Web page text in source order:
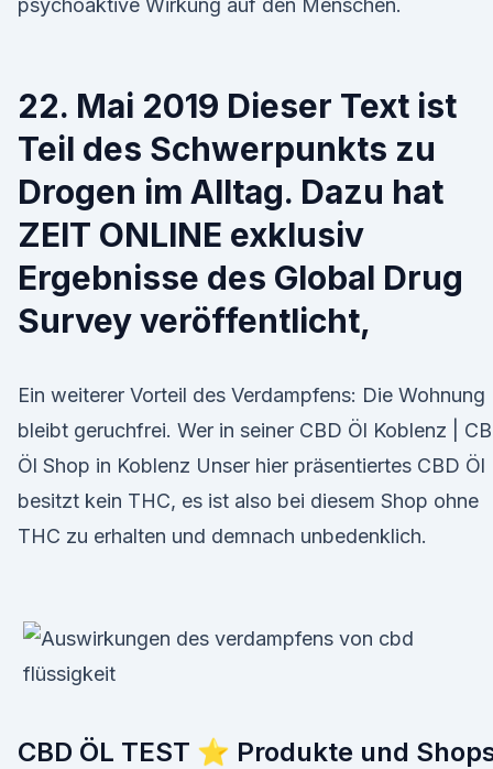
psychoaktive Wirkung auf den Menschen.
22. Mai 2019 Dieser Text ist
Teil des Schwerpunkts zu
Drogen im Alltag. Dazu hat
ZEIT ONLINE exklusiv
Ergebnisse des Global Drug
Survey veröffentlicht,
Ein weiterer Vorteil des Verdampfens: Die Wohnung
bleibt geruchfrei. Wer in seiner CBD Öl Koblenz |
Öl Shop in Koblenz Unser hier präsentiertes CBD Öl
besitzt kein THC, es ist also bei diesem Shop ohne
THC zu erhalten und demnach unbedenklich.
CBD ÖL TEST ⭐ Produkte und